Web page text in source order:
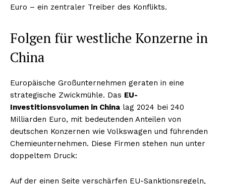
Euro – ein zentraler Treiber des Konflikts.
Folgen für westliche Konzerne in
China
Europäische Großunternehmen geraten in eine
strategische Zwickmühle. Das EU-
Investitionsvolumen in China lag 2024 bei 240
Milliarden Euro, mit bedeutenden Anteilen von
deutschen Konzernen wie Volkswagen und führenden
Chemieunternehmen. Diese Firmen stehen nun unter
doppeltem Druck:
Auf der einen Seite verschärfen EU-Sanktionsregeln,